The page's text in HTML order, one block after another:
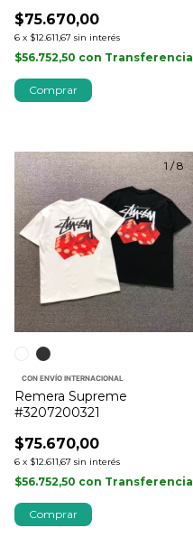
$75.670,00
6 x $12.611,67 sin interés
$56.752,50 con Transferencia
Comprar
1/8
CON ENVÍO INTERNACIONAL
Remera Supreme
#3207200321
$75.670,00
6 x $12.611,67 sin interés
$56.752,50 con Transferencia
Comprar